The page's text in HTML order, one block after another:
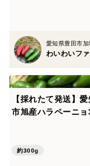
愛知県豊田市加
わいわいフ
【採れたて発送】
市旭産ハラペーニ
約300g